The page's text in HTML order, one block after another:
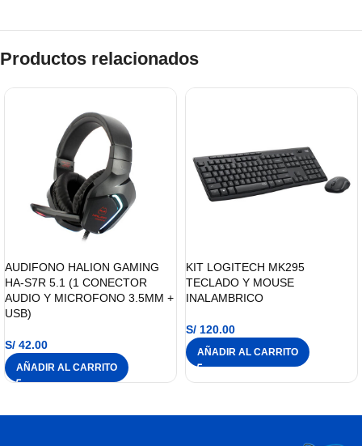
Productos relacionados
AUDIFONO HALION GAMING
HA-S7R 5.1 (1 CONECTOR
AUDIO Y MICROFONO 3.5MM +
USB)
S/ 42.00
AÑADIR AL CARRITO
KIT LOGITECH MK295
TECLADO Y MOUSE
INALAMBRICO
S/ 120.00
AÑADIR AL CARRITO